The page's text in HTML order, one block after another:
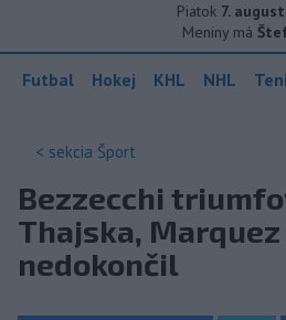
Piatok 7.
Meniny má
Futbal Hokej KHL NHL
< sekcia Šport
Bezzecchi
Thajska,
nedokončil